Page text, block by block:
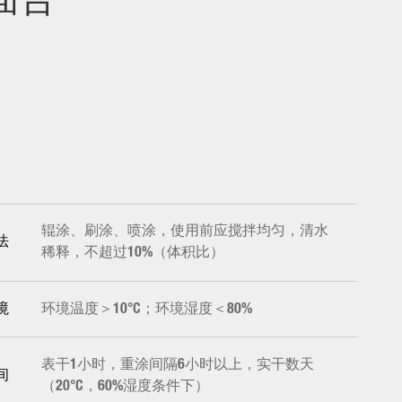
辊涂、刷涂、喷涂，使用前应搅拌均匀，清水
稀释，不超过10%（体积比）
环境温度＞10°C；环境湿度＜80%
表干1小时，重涂间隔6小时以上，实干数天
（20°C，60%湿度条件下）